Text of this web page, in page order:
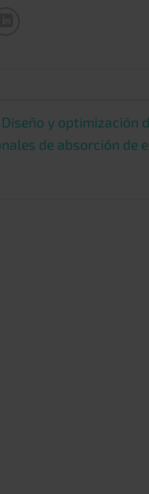
Diseño y optimización
de absorción de